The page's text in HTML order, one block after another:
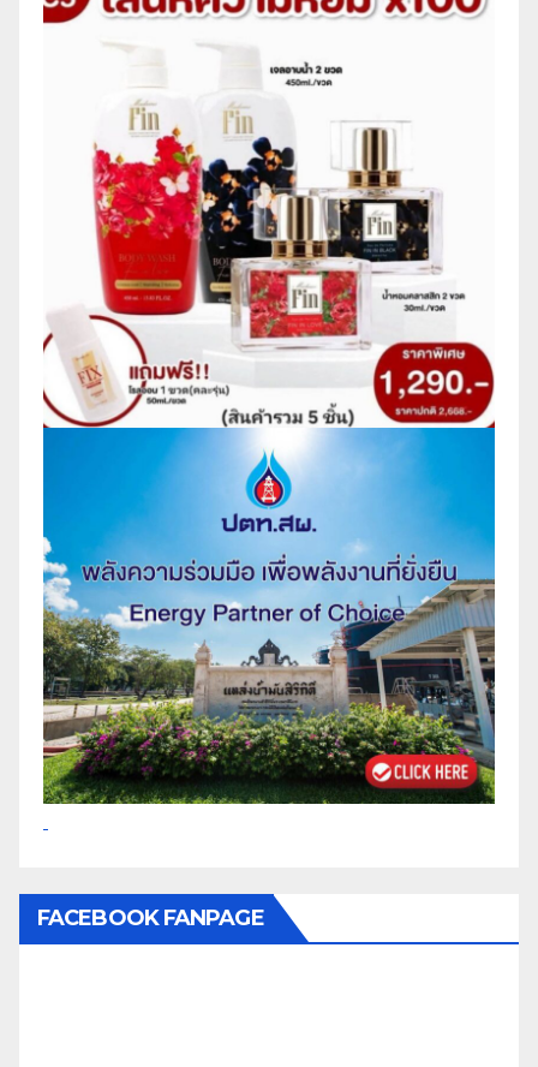
FACEBOOK FANPAGE